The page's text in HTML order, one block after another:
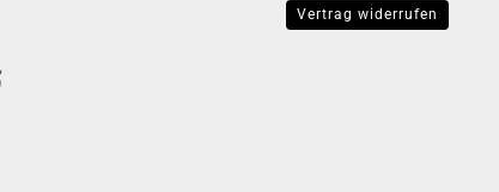
Vertrag widerrufen